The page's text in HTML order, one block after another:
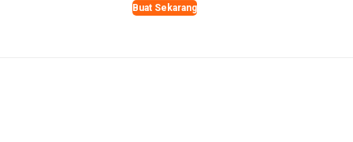
Buat Sekarang